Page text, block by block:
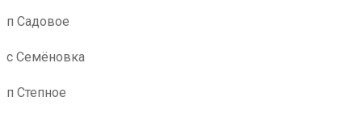
п Садовое
с Семёновка
п Степное